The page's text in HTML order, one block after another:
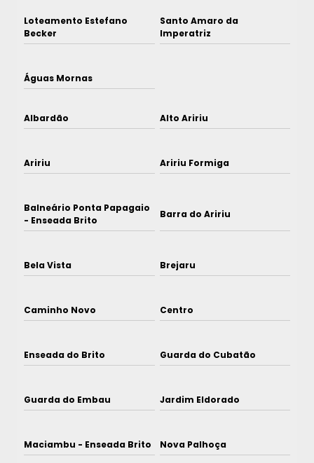
Loteamento Estefano
Becker
Santo Amaro da
Imperatriz
Águas Mornas
Albardão Alto Aririu
Aririu Aririu Formiga
Balneário Ponta Papagaio
- Enseada Brito
Barra do Aririu
Bela Vista Brejaru
Caminho Novo Centro
Enseada do Brito Guarda do Cubatão
Guarda do Embau Jardim Eldorado
Maciambu - Enseada Brito Nova Palhoça